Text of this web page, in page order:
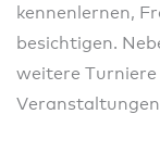
kennenlernen,
besichtigen.
weitere